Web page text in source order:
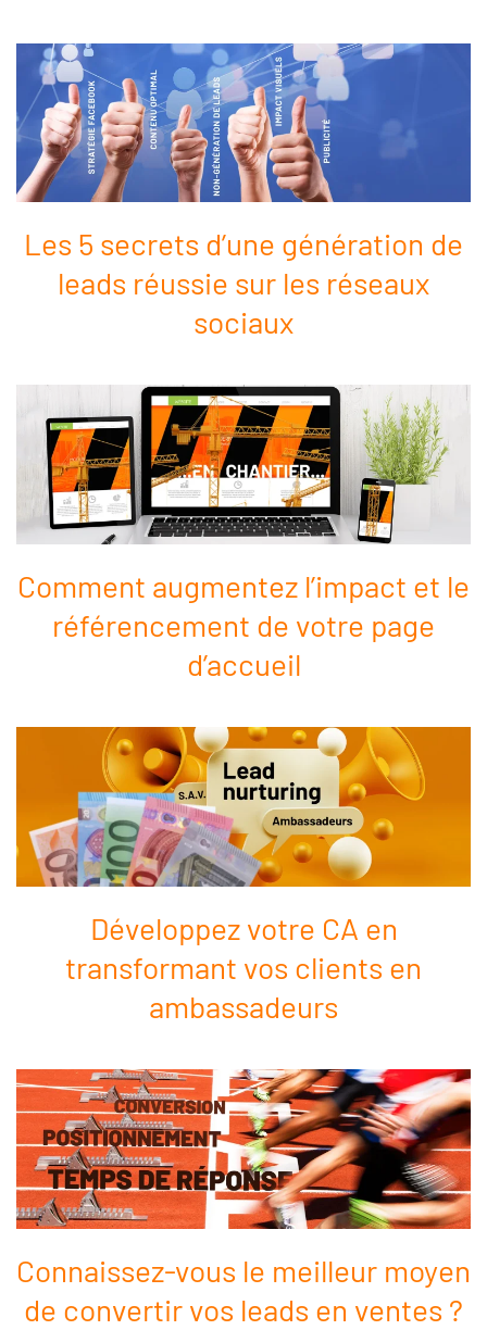
Les 5 secrets d’une génération de
leads réussie sur les réseaux
sociaux
Comment augmentez l’impact et le
référencement de votre page
d’accueil
Développez votre CA en
transformant vos clients en
ambassadeurs
Connaissez-vous le meilleur moyen
de convertir vos leads en ventes ?